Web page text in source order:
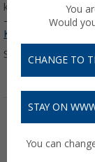
kalte Nächte: Hier
– für jede
Kategorie
Sortieren:
You
Would
CHANGE TO
STAY ON
You can